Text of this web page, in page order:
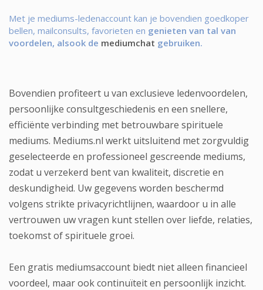
Met je mediums-ledenaccount kan je bovendien goedkoper
bellen, mailconsults, favorieten en genieten van tal van
voordelen, alsook de mediumchat gebruiken.
Bovendien profiteert u van exclusieve ledenvoordelen,
persoonlijke consultgeschiedenis en een snellere,
efficiënte verbinding met betrouwbare spirituele
mediums. Mediums.nl werkt uitsluitend met zorgvuldig
geselecteerde en professioneel gescreende mediums,
zodat u verzekerd bent van kwaliteit, discretie en
deskundigheid. Uw gegevens worden beschermd
volgens strikte privacyrichtlijnen, waardoor u in alle
vertrouwen uw vragen kunt stellen over liefde, relaties,
toekomst of spirituele groei.
Een gratis mediumsaccount biedt niet alleen financieel
voordeel, maar ook continuïteit en persoonlijk inzicht.